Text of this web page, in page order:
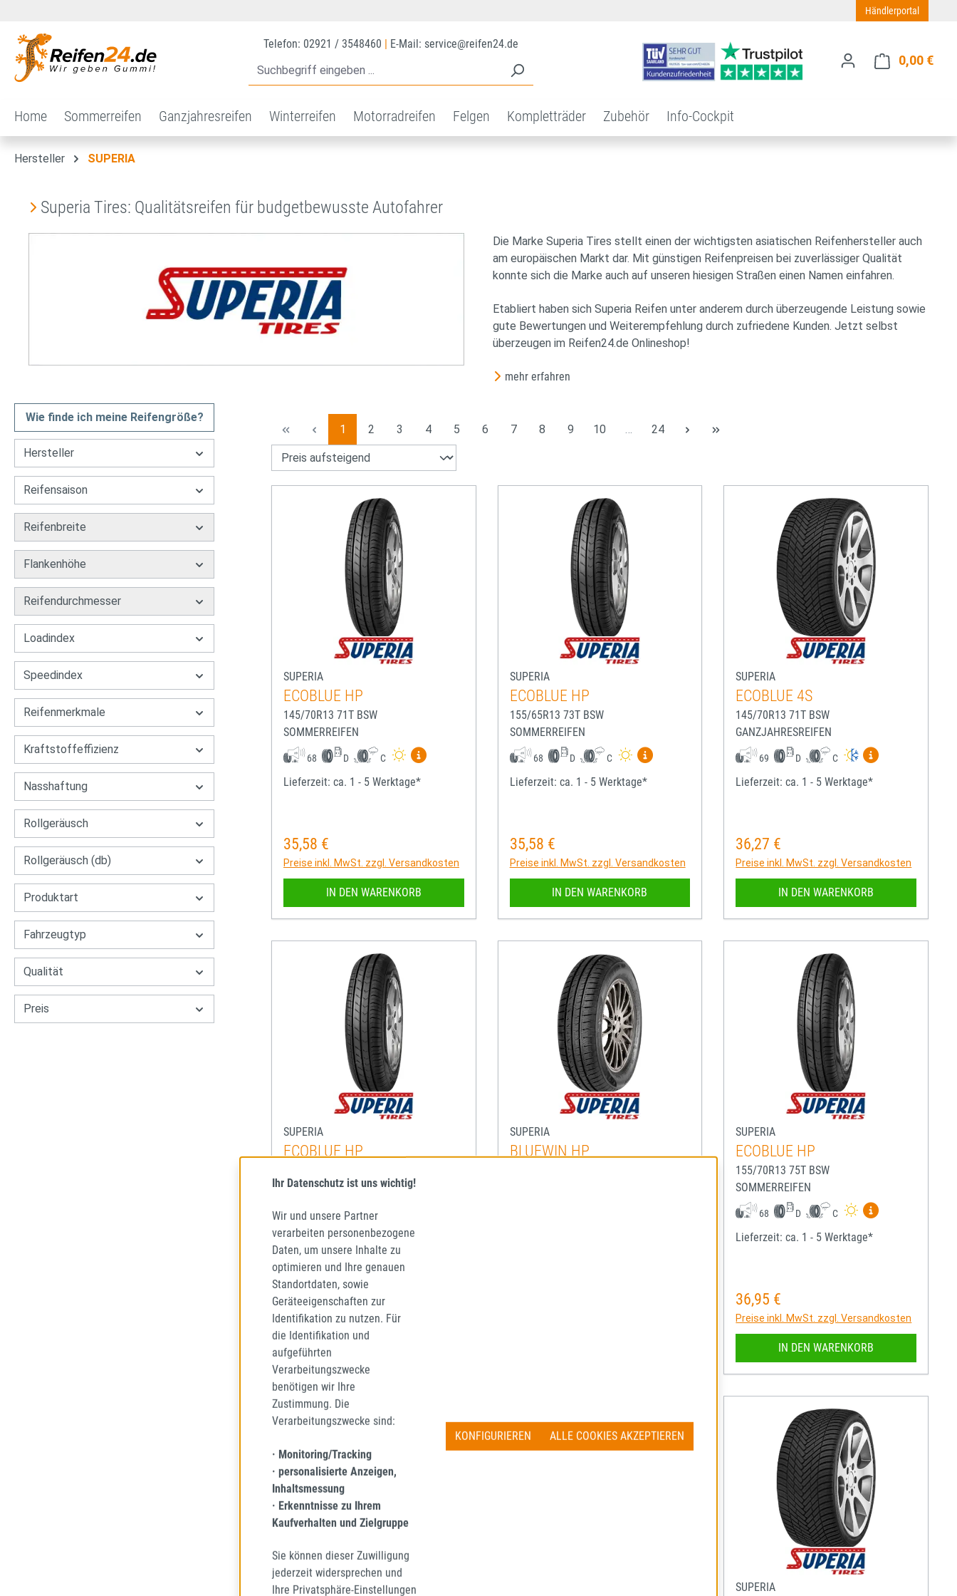
Händlerportal
Telefon: 02921 / 3548460 E-Mail: service@reifen24.de
0,00 €
Home Sommerreifen Ganzjahresreifen Winterreifen Motorradreifen Felgen Kompletträder Zubehör Info-Cockpit
Hersteller SUPERIA
Superia Tires: Qualitätsreifen für budgetbewusste Autofahrer
Die Marke Superia Tires stellt einen der wichtigsten asiatischen Reifenhersteller auch
am europäischen Markt dar. Mit günstigen Reifenpreisen bei zuverlässiger Qualität
konnte sich die Marke auch auf unseren hiesigen Straßen einen Namen einfahren.
Etabliert haben sich Superia Reifen unter anderem durch überzeugende Leistung sowie
gute Bewertungen und Weiterempfehlung durch zufriedene Kunden. Jetzt selbst
überzeugen im Reifen24.de Onlineshop!
mehr erfahren
Wie finde ich meine Reifengröße?
Hersteller
Reifensaison
Reifenbreite
Flankenhöhe
Reifendurchmesser
Loadindex
Speedindex
Reifenmerkmale
Kraftstoffeffizienz
Nasshaftung
Rollgeräusch
Rollgeräusch (db)
Produktart
Fahrzeugtyp
Qualität
Preis
Seite
1 Seite
2 Seite
3 Seite
4 Seite
5 Seite
6 Seite
7 Seite
8 Seite
9 Seite
10 Seite
24
SUPERIA
ECOBLUE HP
145/70R13 71T BSW
SOMMERREIFEN
68 D C
Mehr Informationen zum EU-Reifenlabel anzeigen
Lieferzeit: ca. 1 - 5 Werktage*
Regulärer Preis:
35,58 €
Preise inkl. MwSt. zzgl. Versandkosten
IN DEN WARENKORB
SUPERIA
ECOBLUE HP
155/65R13 73T BSW
SOMMERREIFEN
68 D C
Mehr Informationen zum EU-Reifenlabel anzeigen
Lieferzeit: ca. 1 - 5 Werktage*
Regulärer Preis:
35,58 €
Preise inkl. MwSt. zzgl. Versandkosten
IN DEN WARENKORB
SUPERIA
ECOBLUE 4S
145/70R13 71T BSW
GANZJAHRESREIFEN
69 D C
Mehr
Lieferzeit: ca. 1 - 5 Werktage*
Regulärer Preis:
36,27 €
Preise inkl. MwSt. zzgl. Versandkosten
IN DEN WARENKORB
SUPERIA
ECOBLUE HP
SOMMERREIFEN
68 D
Lieferzeit: ca. 1 - 5 Werktage*
Regulärer Preis:
36,27 €
Preise inkl. MwSt. zzgl. Versandkosten
IN DEN WARENKORB
SUPERIA
BLUEWIN HP
Mehr Informationen zum EU-Reifenlabel anzeigen
SUPERIA
ECOBLUE HP
155/70R13 75T BSW
SOMMERREIFEN
68 D C
Mehr
Lieferzeit: ca. 1 - 5 Werktage*
Regulärer Preis:
36,95 €
Preise inkl. MwSt. zzgl. Versandkosten
IN DEN WARENKORB
SUPERIA SUPERIA
Ihr Datenschutz ist uns wichtig!
Wir und unsere Partner
verarbeiten personenbezogene
Daten, um unsere Inhalte zu
optimieren und Ihre genauen
Standortdaten, sowie
Geräteeigenschaften zur
Identifikation zu nutzen. Für
die Identifikation und
aufgeführten
Verarbeitungszwecke
benötigen wir Ihre
Zustimmung. Die
Verarbeitungszwecke sind:
· Monitoring/Tracking
· personalisierte Anzeigen,
Inhaltsmessung
· Erkenntnisse zu Ihrem
Kaufverhalten und Zielgruppe
Sie können dieser Zuwilligung
jederzeit widersprechen und
Ihre Privatsphäre-Einstellungen
KONFIGURIEREN ALLE COOKIES AKZEPTIEREN